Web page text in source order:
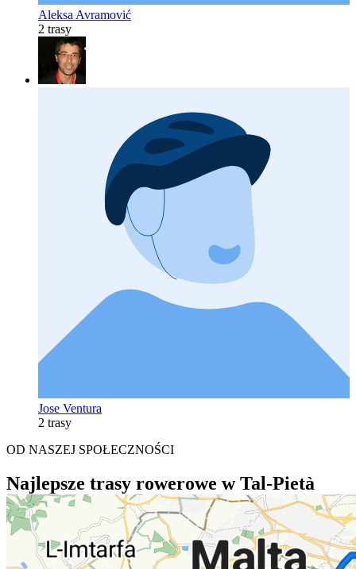
Aleksa Avramović
2 trasy
Jose Ventura
2 trasy
OD NASZEJ SPOŁECZNOŚCI
Najlepsze trasy rowerowe w Tal-Pietà